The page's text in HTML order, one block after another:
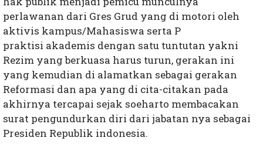
perlawanan dari Gres Grud yang di motori oleh
aktivis kampus/Mahasiswa serta P
praktisi akademis dengan satu tuntutan yakni
Rezim yang berkuasa harus turun, gerakan ini
yang kemudian di alamatkan sebagai gerakan
Reformasi dan apa yang di cita-citakan pada
akhirnya tercapai sejak soeharto membacakan
surat pengundurkan diri dari jabatan nya sebagai
Presiden Republik indonesia.